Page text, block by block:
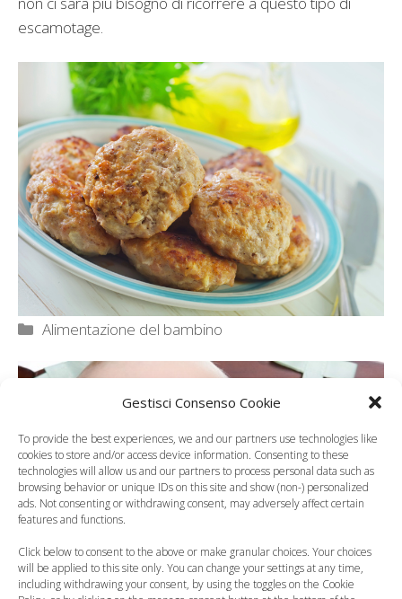
Gestisci Consenso Cookie
To provide the best experiences, we and our partners use technologies like
cookies to store and/or access device information. Consenting to these
technologies will allow us and our partners to process personal data such as
browsing behavior or unique IDs on this site and show (non-) personalized
ads. Not consenting or withdrawing consent, may adversely affect certain
features and functions.
Click below to consent to the above or make granular choices. Your choices
will be applied to this site only. You can change your settings at any time,
including withdrawing your consent, by using the toggles on the Cookie
escamotage.
Categorie
Alimentazione del bambino